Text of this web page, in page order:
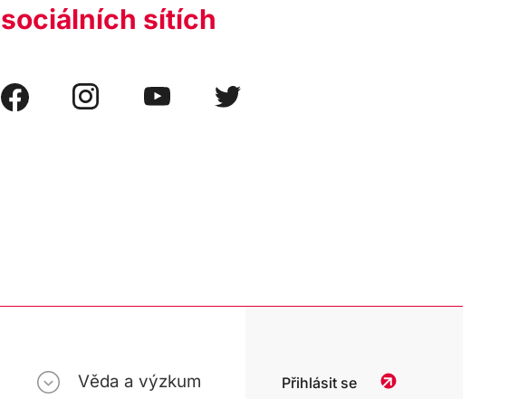
sociálních sítích
Věda a výzkum Přihlásit se